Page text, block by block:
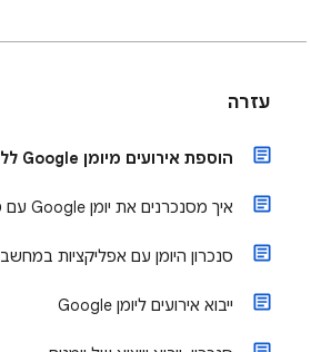
עזרה
הוספת אירועים מיומן Google ללוח השנה של Apple
איך מסנכרנים את יומן Google עם טלפון או טאבלט?
סנכרון היומן עם אפליקציות במחשב
ייבוא אירועים ליומן Google